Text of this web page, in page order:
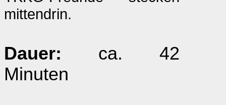
mittendrin.
Dauer: ca. 42
Minuten